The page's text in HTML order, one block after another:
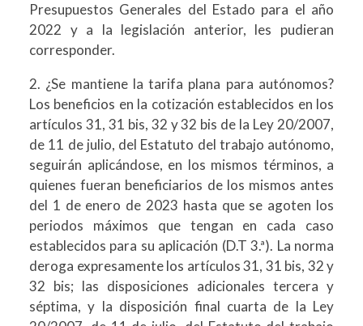
Presupuestos Generales del Estado para el año
2022 y a la legislación anterior, les pudieran
corresponder.
2. ¿Se mantiene la tarifa plana para autónomos?
Los beneficios en la cotización establecidos en los
artículos 31, 31 bis, 32 y 32 bis de la Ley 20/2007,
de 11 de julio, del Estatuto del trabajo autónomo,
seguirán aplicándose, en los mismos términos, a
quienes fueran beneficiarios de los mismos antes
del 1 de enero de 2023 hasta que se agoten los
periodos máximos que tengan en cada caso
establecidos para su aplicación (D.T 3.ª). La norma
deroga expresamente los artículos 31, 31 bis, 32 y
32 bis; las disposiciones adicionales tercera y
séptima, y la disposición final cuarta de la Ley